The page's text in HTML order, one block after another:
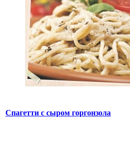
Спагетти с сыром горгонзола